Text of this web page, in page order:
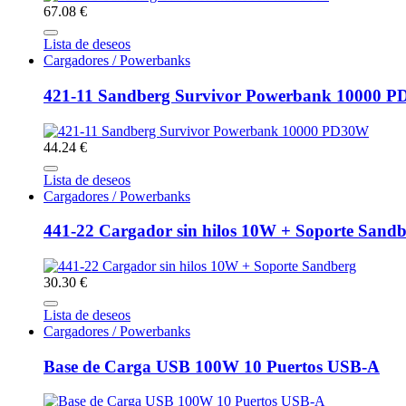
67.08 €
Lista de deseos
Cargadores / Powerbanks
421-11 Sandberg Survivor Powerbank 10000
44.24 €
Lista de deseos
Cargadores / Powerbanks
441-22 Cargador sin hilos 10W + Soporte
30.30 €
Lista de deseos
Cargadores / Powerbanks
Base de Carga USB 100W 10 Puertos USB-A